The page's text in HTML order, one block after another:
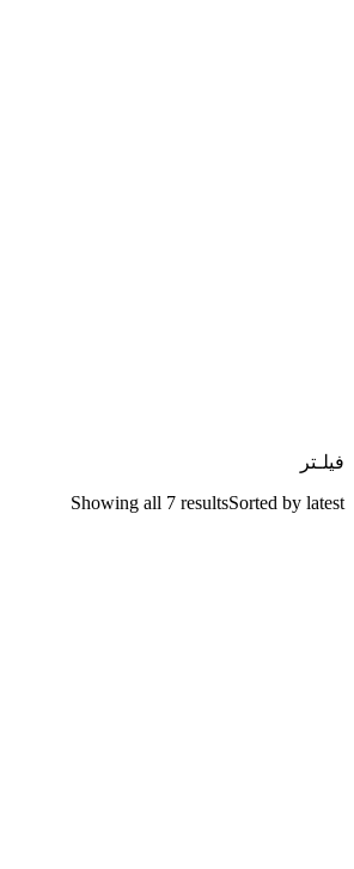
فیلـتر
Showing all 7 resultsSorted by latest